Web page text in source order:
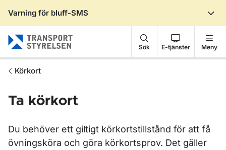
Varning för bluff-SMS
Sök E-tjänster Meny
Körkort
Ta körkort
Du behöver ett giltigt körkortstillstånd för att få
övningsköra och göra körkortsprov. Det gäller